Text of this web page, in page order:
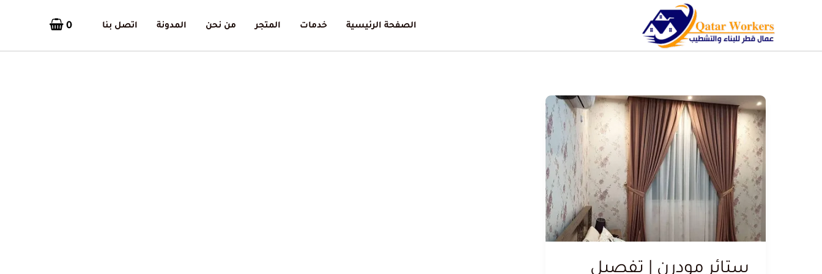
الصفحة الرئيسية خدمات المتجر من نحن المدونة اتصل بنا 0
ستائر مودرن | تفصيل